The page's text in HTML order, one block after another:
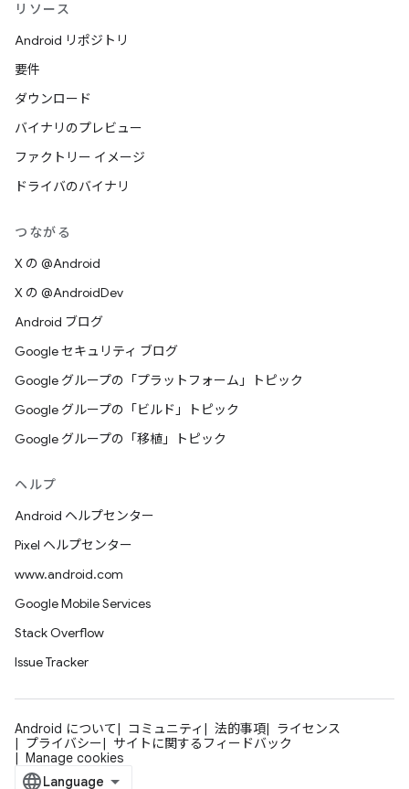
リソース
Android リポジトリ
要件
ダウンロード
バイナリのプレビュー
ファクトリー イメージ
ドライバのバイナリ
つながる
X の @Android
X の @AndroidDev
Android ブログ
Google セキュリティ ブログ
Google グループの「プラットフォーム」トピック
Google グループの「ビルド」トピック
Google グループの「移植」トピック
ヘルプ
Android ヘルプセンター
Pixel ヘルプセンター
www.android.com
Google Mobile Services
Stack Overflow
Issue Tracker
Android について コミュニティ 法的事項
ライセンス
プライバシー
サイトに関するフィードバック
Manage cookies